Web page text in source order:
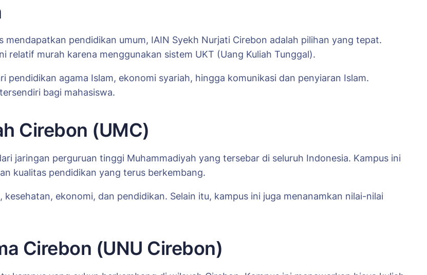
mendapatkan pendidikan umum, IAIN Syekh Nurjati Cirebon adalah pilihan yang tepat.
relatif murah karena menggunakan sistem UKT (Uang Kuliah Tunggal).
agama Islam, ekonomi syariah, hingga komunikasi dan penyiaran Islam.
bagi mahasiswa.
Cirebon (UMC)
jaringan perguruan tinggi Muhammadiyah yang tersebar di seluruh Indonesia. Kampus ini
kualitas pendidikan yang terus berkembang.
ekonomi, dan pendidikan. Selain itu, kampus ini juga menanamkan nilai-nilai
Cirebon (UNU Cirebon)